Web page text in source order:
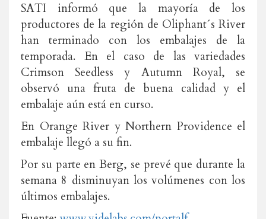
SATI informó que la mayoría de los
productores de la región de Oliphant´s River
han terminado con los embalajes de la
temporada. En el caso de las variedades
Crimson Seedless y Autumn Royal, se
observó una fruta de buena calidad y el
embalaje aún está en curso.
En Orange River y Northern Providence el
embalaje llegó a su fin.
Por su parte en Berg, se prevé que durante la
semana 8 disminuyan los volúmenes con los
últimos embalajes.